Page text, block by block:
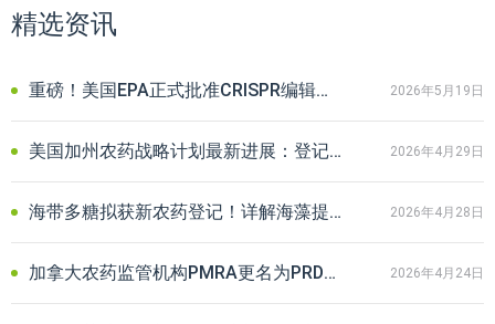
精选资讯
重磅！美国EPA正式批准CRISPR编辑柑橘砧木CarriCea T1农药登记 2026年5月19日
美国加州农药战略计划最新进展：登记在加速，数据在公开，风险在收紧 2026年4月29日
海带多糖拟获新农药登记！详解海藻提取物在中国的“农肥双轨”登记之路 2026年4月28日
加拿大农药监管机构PMRA更名为PRD，仍负责注册、评估等工作 2026年4月24日